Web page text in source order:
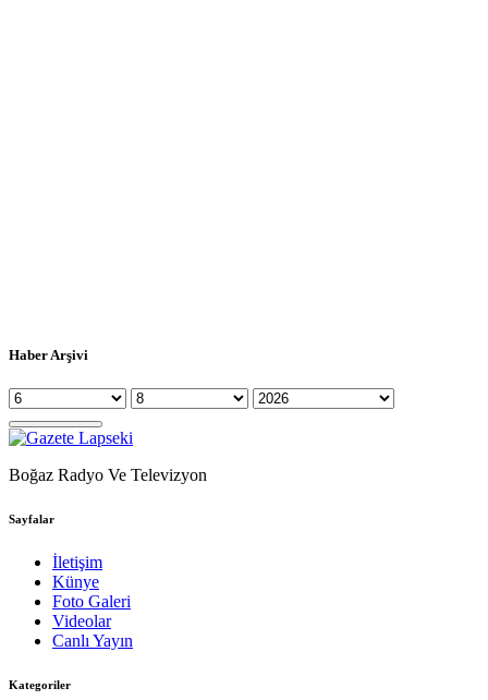
Haber Arşivi
Boğaz Radyo Ve Televizyon
Sayfalar
İletişim
Künye
Foto Galeri
Videolar
Canlı Yayın
Kategoriler